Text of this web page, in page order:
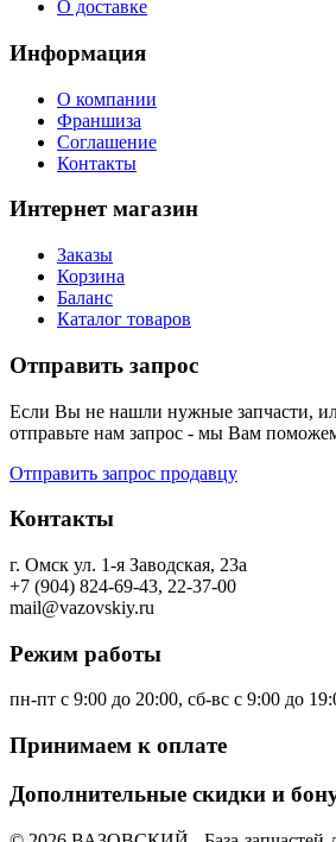
О доставке
Информация
О компании
Франшиза
Соглашение
Контакты
Интернет магазин
Заказы
Корзина
Баланс
Каталог товаров
Отправить запрос
Если Вы не нашли нужные запчасти,
отправьте нам запрос - мы Вам
Отправить запрос продавцу
Контакты
г. Омск ул. 1-я Заводская, 23а
+7 (904) 824-69-43, 22-37-00
mail@vazovskiy.ru
Режим работы
пн-пт с 9:00 до 20:00, сб-вс с 9:00 до
Принимаем к оплате
Дополнительные скидки и